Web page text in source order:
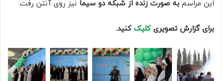
این مراسم به صورت زنده از شبکه دو سیما نیز روی آنتن رفت.
برای گزارش تصویریکلیککنید.